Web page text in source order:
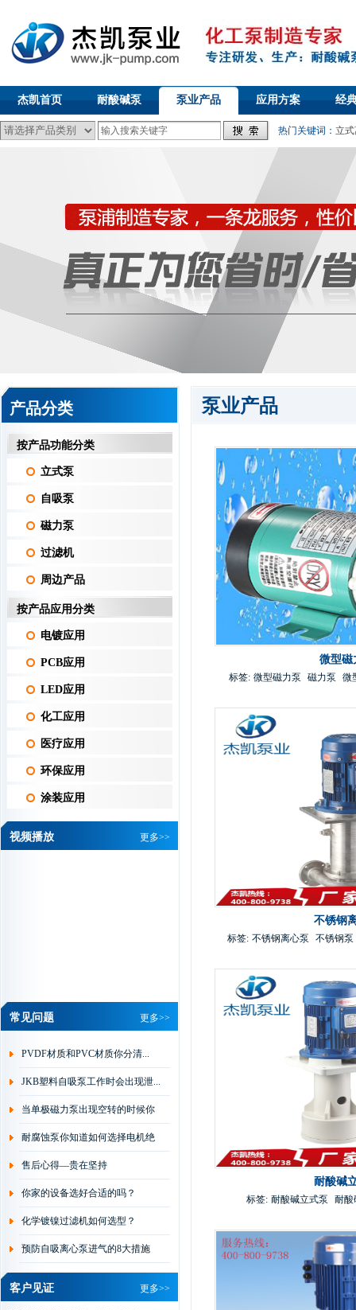
杰凯首页 耐酸碱泵 泵业产品 应用方案 经
热门关键词： 立
产品分类
按产品功能分类
立式泵
自吸泵
磁力泵
过滤机
周边产品
按产品应用分类
电镀应用
PCB应用
LED应用
化工应用
医疗应用
环保应用
涂装应用
更多>>
视频播放
更多>>
常见问题
PVDF材质和PVC材质你分清...
JKB塑料自吸泵工作时会出现泄...
当单极磁力泵出现空转的时候你
会...
耐腐蚀泵你知道如何选择电机绝
缘...
售后心得—贵在坚持
你家的设备选好合适的吗？
化学镀镍过滤机如何选型？
预防自吸离心泵进气的8大措施
更多>>
客户见证
维信机械设备有限公司 黄总
我司是做PCB线路
板湿制程水平机设
备的厂家，从我司
开厂以来，一直都是...详情
杰凯磁力泵是根据
取国外新技术，并经公...详情
协和电镀有限公司 肖总
我们做化学镀过滤
是一种新型的金属
表面处理技术，该
技术以其工艺简便、节...详情
泵业产品
微型磁
标签: 微型磁力泵 磁力泵 微
不锈钢
标签: 不锈钢离心泵 不锈钢泵
耐酸碱
标签: 耐酸碱立式泵 耐酸